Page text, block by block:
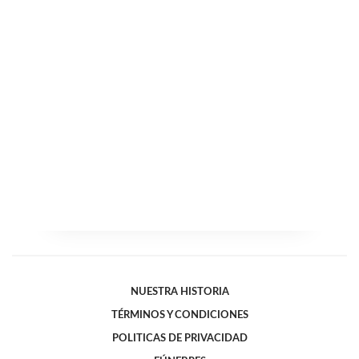
NUESTRA HISTORIA
TÉRMINOS Y CONDICIONES
POLITICAS DE PRIVACIDAD